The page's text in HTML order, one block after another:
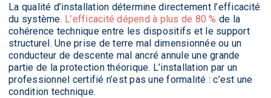
La qualité d’installation détermine directement l’efficacité
du système. L’efficacité dépend à plus de 80 % de la
cohérence technique entre les dispositifs et le support
structurel. Une prise de terre mal dimensionnée ou un
conducteur de descente mal ancré annule une grande
partie de la protection théorique. L’installation par un
professionnel certifié n’est pas une formalité : c’est une
condition technique.